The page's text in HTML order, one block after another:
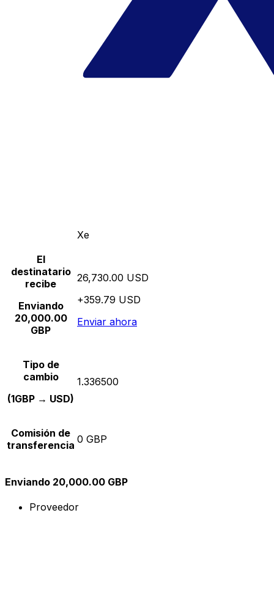
Xe
El
destinatario
recibe
Enviando
20,000.00
GBP
26,730.00 USD
+359.79 USD
Enviar ahora
Tipo de
cambio
(1GBP → USD)
1.336500
Comisión de
transferencia 0 GBP
Enviando 20,000.00 GBP
Proveedor